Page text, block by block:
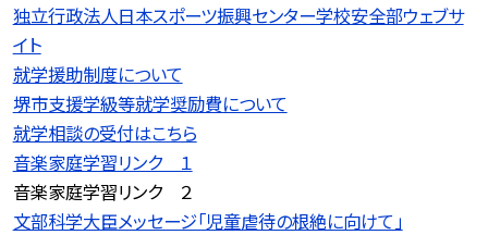
独立行政法人日本スポーツ振興センター学校安全部ウェブサ
イト
就学援助制度について
堺市支援学級等就学奨励費について
就学相談の受付はこちら
音楽家庭学習リンク １
音楽家庭学習リンク ２
文部科学大臣メッセージ「児童虐待の根絶に向けて」